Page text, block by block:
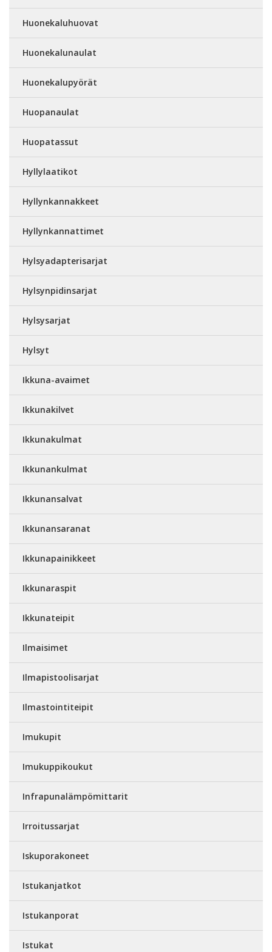
Huonekaluhuovat
Huonekalunaulat
Huonekalupyörät
Huopanaulat
Huopatassut
Hyllylaatikot
Hyllynkannakkeet
Hyllynkannattimet
Hylsyadapterisarjat
Hylsynpidinsarjat
Hylsysarjat
Hylsyt
Ikkuna-avaimet
Ikkunakilvet
Ikkunakulmat
Ikkunankulmat
Ikkunansalvat
Ikkunansaranat
Ikkunapainikkeet
Ikkunaraspit
Ikkunateipit
Ilmaisimet
Ilmapistoolisarjat
Ilmastointiteipit
Imukupit
Imukuppikoukut
Infrapunalämpömittarit
Irroitussarjat
Iskuporakoneet
Istukanjatkot
Istukanporat
Istukat